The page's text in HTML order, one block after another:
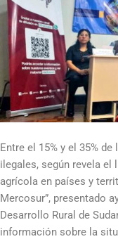
Entre el 15% y el 35%
ilegales, según revela el
agrícola en países y
Mercosur”, presentado
Desarrollo Rural de
información sobre la